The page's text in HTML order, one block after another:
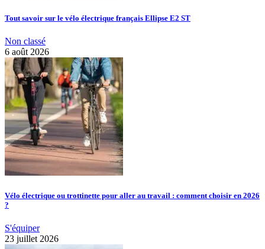
Tout savoir sur le vélo électrique français Ellipse E2 ST
Non classé
6 août 2026
Vélo électrique ou trottinette pour aller au travail : comment choisir en 2026
?
S'équiper
23 juillet 2026